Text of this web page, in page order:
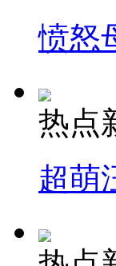
愤怒
热点
超萌